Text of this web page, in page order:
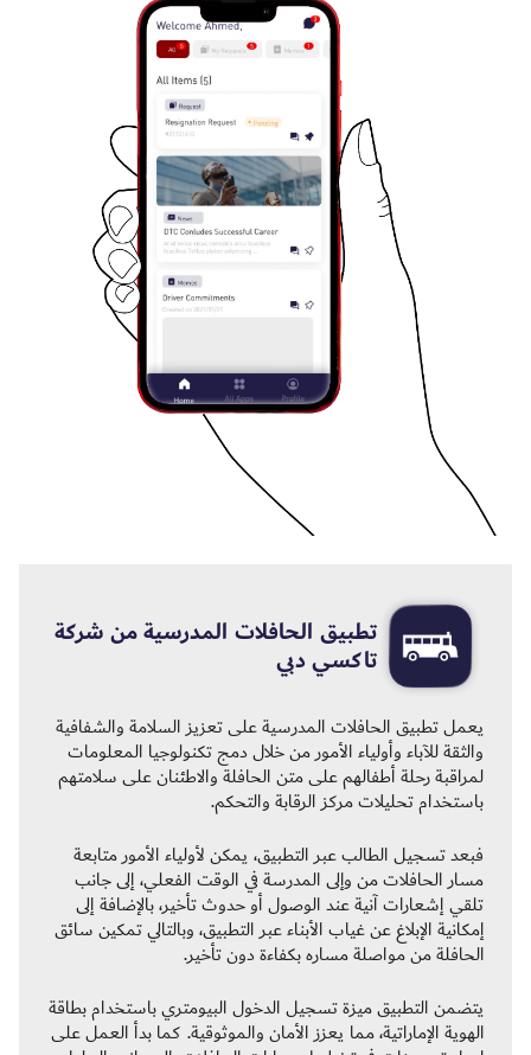
تطبيق الحافلات المدرسية من شركة
تاكسي دبي
يعمل تطبيق الحافلات المدرسية على تعزيز السلامة والشفافية
والثقة للآباء وأولياء الأمور من خلال دمج تكنولوجيا المعلومات
لمراقبة رحلة أطفالهم على متن الحافلة والاطئنان على سلامتهم
باستخدام تحليلات مركز الرقابة والتحكم.
فبعد تسجيل الطالب عبر التطبيق، يمكن لأولياء الأمور متابعة
مسار الحافلات من وإلى المدرسة في الوقت الفعلي، إلى جانب
تلقي إشعارات آنية عند الوصول أو حدوث تأخير، بالإضافة إلى
إمكانية الإبلاغ عن غياب الأبناء عبر التطبيق، وبالتالي تمكين سائق
الحافلة من مواصلة مساره بكفاءة دون تأخير.
يتضمن التطبيق ميزة تسجيل الدخول البيومتري باستخدام بطاقة
الهوية الإماراتية، مما يعزز الأمان والموثوقية. كما بدأ العمل على